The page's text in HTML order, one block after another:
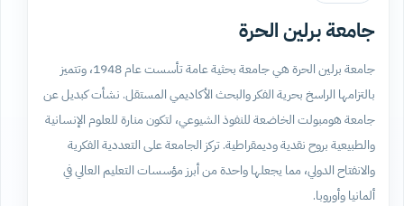
جامعة برلين الحرة
جامعة برلين الحرة هي جامعة بحثية عامة تأسست عام 1948، وتتميز
بالتزامها الراسخ بحرية الفكر والبحث الأكاديمي المستقل. نشأت كبديل عن
جامعة هومبولت الخاضعة للنفوذ الشيوعي، لتكون منارة للعلوم الإنسانية
والطبيعية بروح نقدية وديمقراطية. تركز الجامعة على التعددية الفكرية
والانفتاح الدولي، مما يجعلها واحدة من أبرز مؤسسات التعليم العالي في
ألمانيا وأوروبا.